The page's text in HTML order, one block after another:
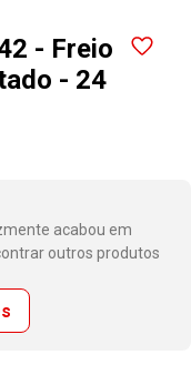
- Freio
- 24
acabou em
outros produtos